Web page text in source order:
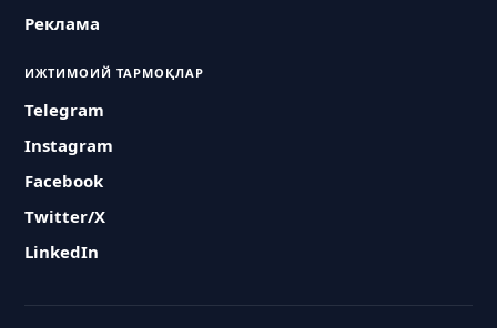
Реклама
ИЖТИМОИЙ ТАРМОҚЛАР
Telegram
Instagram
Facebook
Twitter/X
LinkedIn